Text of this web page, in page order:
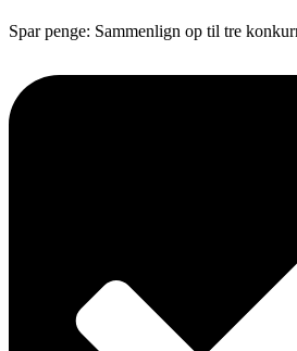
Spar penge: Sammenlign op til tre